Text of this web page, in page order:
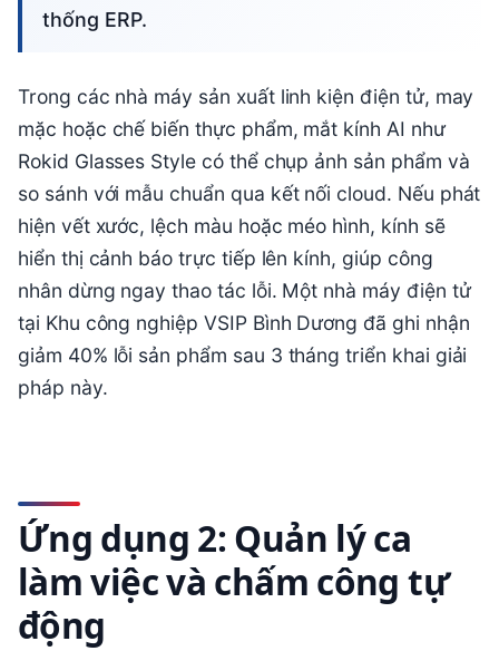
thống ERP.
Trong các nhà máy sản xuất linh kiện điện tử, may
mặc hoặc chế biến thực phẩm, mắt kính AI như
Rokid Glasses Style có thể chụp ảnh sản phẩm và
so sánh với mẫu chuẩn qua kết nối cloud. Nếu phát
hiện vết xước, lệch màu hoặc méo hình, kính sẽ
hiển thị cảnh báo trực tiếp lên kính, giúp công
nhân dừng ngay thao tác lỗi. Một nhà máy điện tử
tại Khu công nghiệp VSIP Bình Dương đã ghi nhận
giảm 40% lỗi sản phẩm sau 3 tháng triển khai giải
pháp này.
Ứng dụng 2: Quản lý ca
làm việc và chấm công tự
động